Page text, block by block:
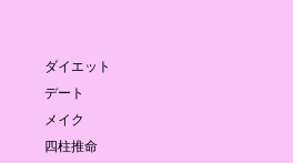
ダイエット
デート
メイク
四柱推命